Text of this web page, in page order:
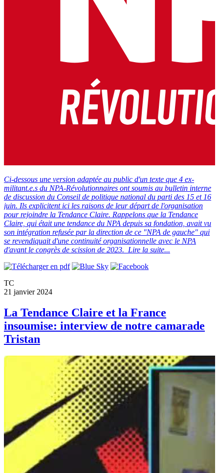
Ci-dessous une version adaptée au public d'un texte que 4 ex-
militant.e.s du NPA-Révolutionnaires ont soumis au bulletin interne
de discussion du Conseil de politique national du parti des 15 et 16
juin. Ils explicitent ici les raisons de leur départ de l'organisation
pour rejoindre la Tendance Claire. Rappelons que la Tendance
Claire, qui était une tendance du NPA depuis sa fondation, avait vu
son intégration refusée par la direction de ce "NPA de gauche" qui
se revendiquait d'une continuité organisationnelle avec le NPA
d'avant le congrès de scission de 2023. Lire la suite...
TC
21 janvier 2024
La Tendance Claire et la France
insoumise: interview de notre camarade
Tristan